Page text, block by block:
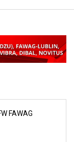
FAWAG